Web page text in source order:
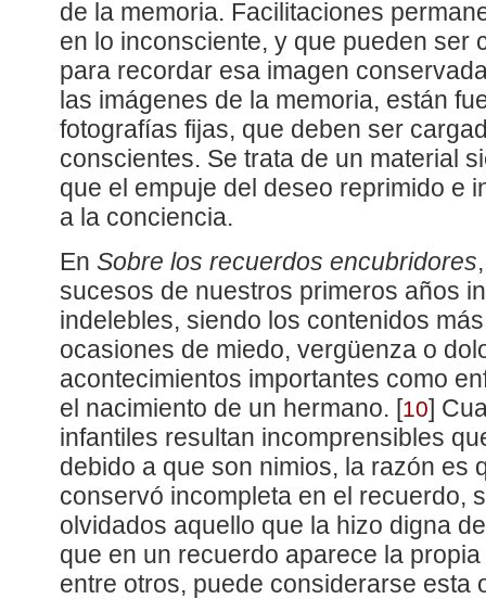
de la memoria. Facilitaciones
en lo inconsciente, y que pueden ser
para recordar esa imagen
las imágenes de la memoria, están
fotografías fijas, que deben ser
conscientes. Se trata de un material
que el empuje del deseo reprimido e
a la conciencia.
En Sobre los recuerdos encubridores
sucesos de nuestros primeros años
indelebles, siendo los contenidos
ocasiones de miedo, vergüenza o
acontecimientos importantes como
el nacimiento de un hermano. [10]
infantiles resultan incomprensibles
debido a que son nimios, la razón es
conservó incompleta en el recuerdo,
olvidados aquello que la hizo digna
que en un recuerdo aparece la
entre otros, puede considerarse esta